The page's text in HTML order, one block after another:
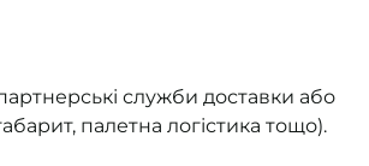
служби доставки або
палетна логістика тощо).